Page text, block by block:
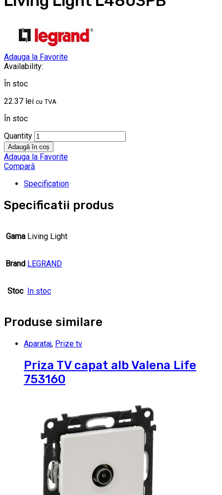
Adauga la Favorite
Availability:
În stoc
22.37 lei cu TVA
În stoc
Quantity
Adaugă în coș
Adauga la Favorite
Compară
Specification
Specificatii produs
Gama Living Light
Brand LEGRAND
Stoc In stoc
Produse similare
Aparataj, Prize tv
Priza TV capat alb Valena Life
753160